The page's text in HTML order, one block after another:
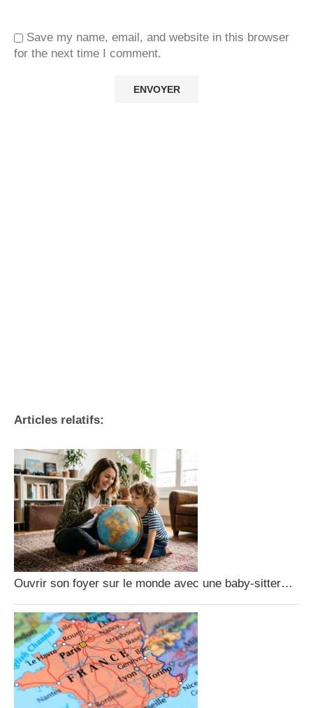
Save my name, email, and website in this browser
for the next time I comment.
Articles relatifs:
Ouvrir son foyer sur le monde avec une baby-sitter…